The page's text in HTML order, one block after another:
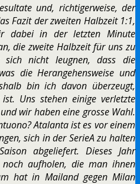
und, richtigerweise, der
Fazit der zweiten Halbzeit 1:1,
dabei in der letzten Minute
die zweite Halbzeit für uns zu
sich nicht leugnen, dass die
die Herangehensweise und
bin ich davon überzeugt,
Uns stehen einige verletzte
wir haben eine grosse Wahl.
Atalanta ist es vor einem
sich in der SerieA zu halten
abgeliefert. Dieses Jahr
aufholen, die man ihnen
hat in Mailand gegen Milan